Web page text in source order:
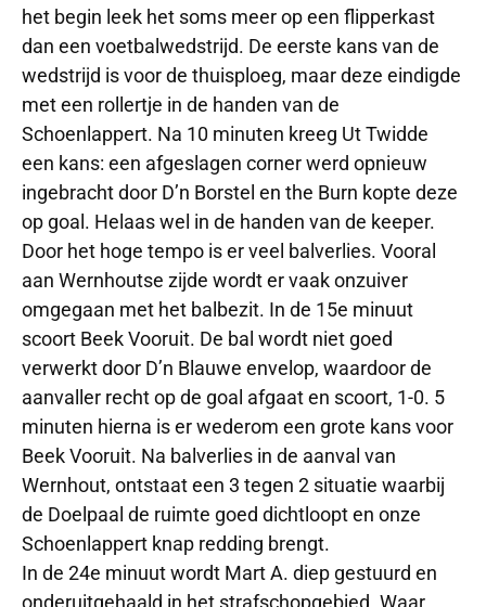
het begin leek het soms meer op een flipperkast
dan een voetbalwedstrijd. De eerste kans van de
wedstrijd is voor de thuisploeg, maar deze eindigde
met een rollertje in de handen van de
Schoenlappert. Na 10 minuten kreeg Ut Twidde
een kans: een afgeslagen corner werd opnieuw
ingebracht door D’n Borstel en the Burn kopte deze
op goal. Helaas wel in de handen van de keeper.
Door het hoge tempo is er veel balverlies. Vooral
aan Wernhoutse zijde wordt er vaak onzuiver
omgegaan met het balbezit. In de 15e minuut
scoort Beek Vooruit. De bal wordt niet goed
verwerkt door D’n Blauwe envelop, waardoor de
aanvaller recht op de goal afgaat en scoort, 1-0. 5
minuten hierna is er wederom een grote kans voor
Beek Vooruit. Na balverlies in de aanval van
Wernhout, ontstaat een 3 tegen 2 situatie waarbij
de Doelpaal de ruimte goed dichtloopt en onze
Schoenlappert knap redding brengt.
In de 24e minuut wordt Mart A. diep gestuurd en
onderuitgehaald in het strafschopgebied. Waar